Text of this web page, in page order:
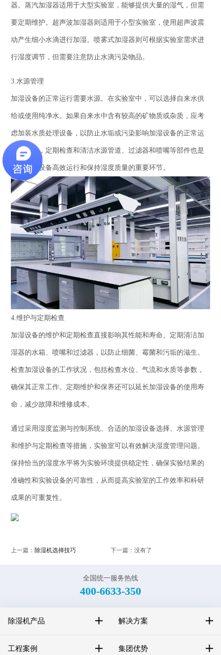
器。蒸汽加湿器适用于大型实验室，能够提供大量的湿气，但需
要定期维护。超声波加湿器则适用于小型实验室，使用超声波震
动产生细小水滴进行加湿。喷雾式加湿器则可根据实验室需求进
行湿度调节，但需要注意防止水滴污染物品。
3.水源管理
加湿设备的正常运行需要水源。在实验室中，可以选择自来水供
给或使用纯净水。如果自来水中含有较高的矿物质或杂质，应考
虑加装水质处理设备，以防止水垢或污染影响加湿设备的正常运
行。此外，定期检查和清洁水源管道、过滤器和喷嘴等部件也是
确保加湿设备高效运行和保持湿度质量的重要环节。
4.维护与定期检查
加湿设备的维护和定期检查直接影响其性能和寿命。定期清洁加
湿器的水箱、喷嘴和过滤器，以防止细菌、霉菌和污垢的滋生。
检查加湿设备的工作状况，包括检查水位、气流和水质等参数，
确保其正常工作。定期维护和保养还可以延长加湿设备的使用寿
命，减少故障和维修成本。
通过采用湿度监测与控制系统、合适的加湿设备选择、水源管理
和维护与定期检查等措施，实验室可以有效解决湿度管理问题。
保持恰当的湿度水平将为实验环境提供稳定性，确保实验结果的
准确性和实验设备的可靠性，从而提高实验室的工作效率和科研
成果的可重复性。
上一篇：除湿机选择技巧 下一篇：没有了
全国统一服务热线
400-6633-350
除湿机产品 解决方案
工程案例 集团优势